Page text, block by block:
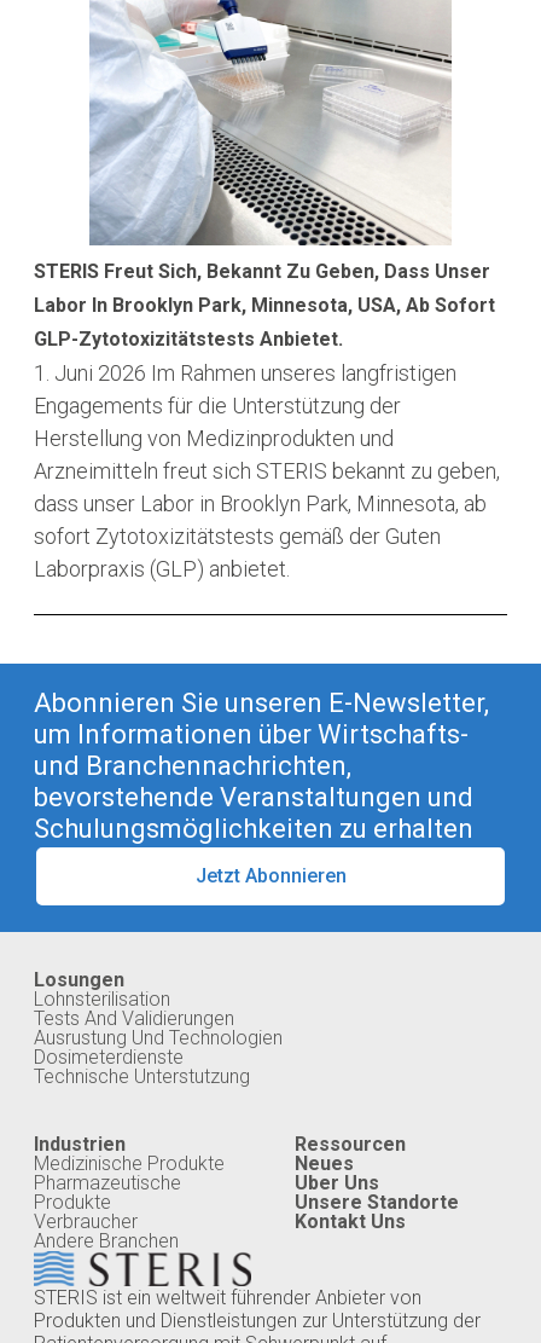
STERIS Freut Sich, Bekannt Zu Geben, Dass Unser
Labor In Brooklyn Park, Minnesota, USA, Ab Sofort
GLP-Zytotoxizitätstests Anbietet.
1. Juni 2026 Im Rahmen unseres langfristigen
Engagements für die Unterstützung der
Herstellung von Medizinprodukten und
Arzneimitteln freut sich STERIS bekannt zu geben,
dass unser Labor in Brooklyn Park, Minnesota, ab
sofort Zytotoxizitätstests gemäß der Guten
Laborpraxis (GLP) anbietet.
Abonnieren Sie unseren E-Newsletter,
um Informationen über Wirtschafts-
und Branchennachrichten,
bevorstehende Veranstaltungen und
Schulungsmöglichkeiten zu erhalten
Jetzt Abonnieren
STERIS ist ein weltweit führender Anbieter von
Produkten und Dienstleistungen zur Unterstützung der
Losungen
Lohnsterilisation
Tests And Validierungen
Ausrustung Und Technologien
Dosimeterdienste
Technische Unterstutzung
Industrien
Medizinische Produkte
Pharmazeutische
Produkte
Verbraucher
Andere Branchen
Ressourcen
Neues
Uber Uns
Unsere Standorte
Kontakt Uns